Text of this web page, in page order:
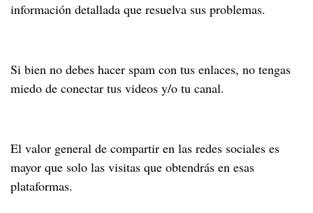
información detallada que resuelva sus problemas.
Si bien no debes hacer spam con tus enlaces, no tengas
miedo de conectar tus videos y/o tu canal.
El valor general de compartir en las redes sociales es
mayor que solo las visitas que obtendrás en esas
plataformas.